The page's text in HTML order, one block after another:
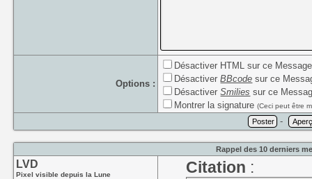
Options :
Désactiver HTML sur ce Message
DésactiverBBcode sur ce
DésactiverSmilies sur ce
Montrer la signature(Ceci peut être
-
Rappel des 10 derniers
LVD
Pixel visible depuis la Lune Citation :